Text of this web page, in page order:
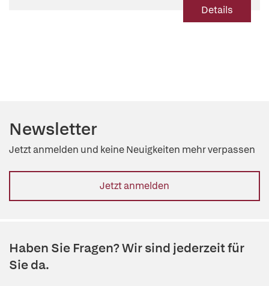
Details
Newsletter
Jetzt anmelden und keine Neuigkeiten mehr verpassen
Jetzt anmelden
Haben Sie Fragen? Wir sind jederzeit für
Sie da.